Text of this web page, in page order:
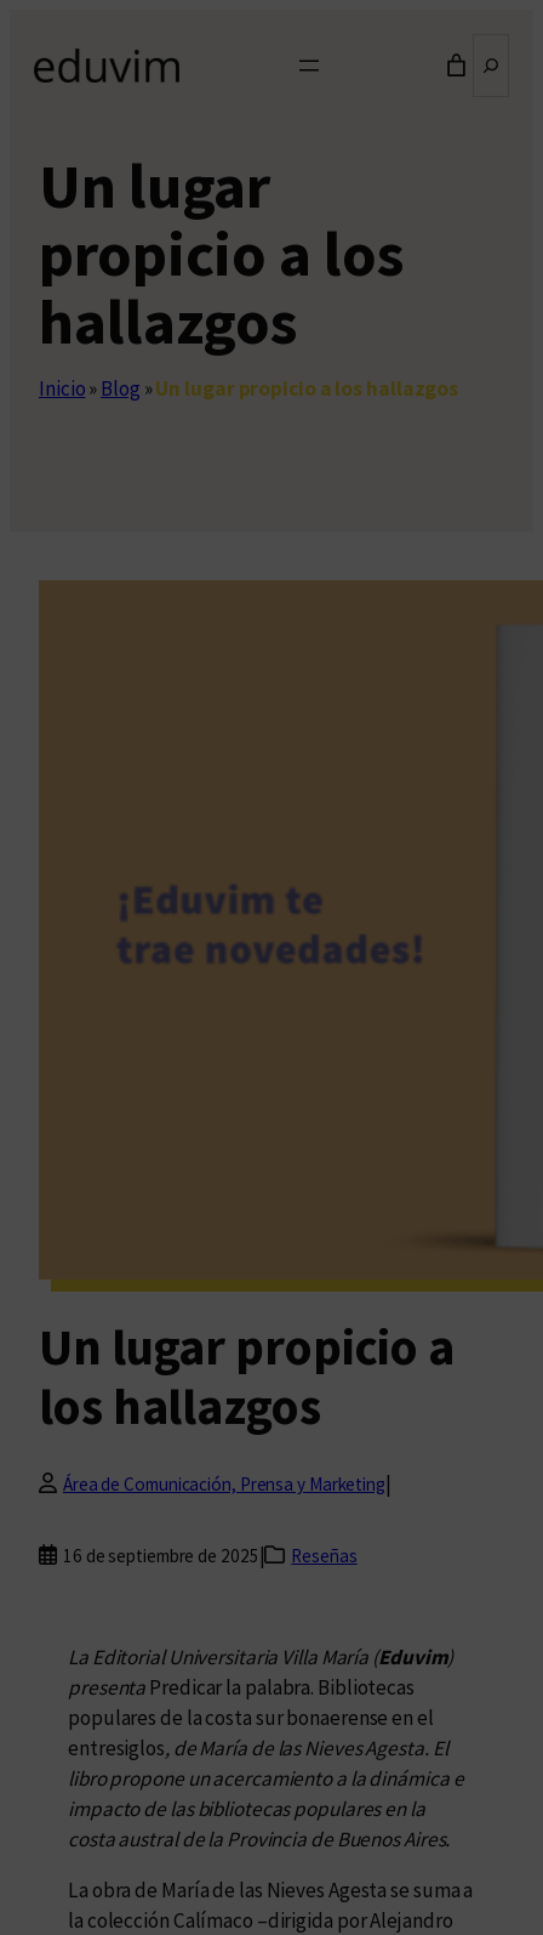
contenido
Un lugar
propicio a los
hallazgos
Inicio» Blog »Un lugar propicio a los hallazgos
Un lugar propicio a
los hallazgos
Área de Comunicación, Prensa y Marketing|
16 de septiembre de 2025 | Reseñas
La Editorial Universitaria Villa María (Eduvim)
presenta Predicar la palabra. Bibliotecas
populares de la costa sur bonaerense en el
entresiglos, de María de las Nieves Agesta. El
libro propone un acercamiento a la dinámica e
impacto de las bibliotecas populares en la
costa austral de la Provincia de Buenos Aires.
La obra de María de las Nieves Agesta se suma a
la colección Calímaco –dirigida por Alejandro